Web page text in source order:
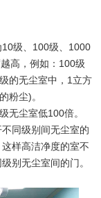
级、100级、1000
高，例如：100级
的无尘室中，1立方
粉尘)。
尘室低100倍。
同级别间无尘室的
样高洁净度的室不
别无尘室间的门。